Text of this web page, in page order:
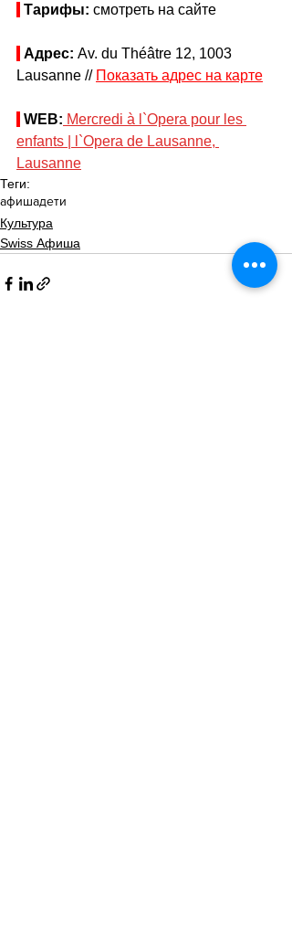
Тарифы: смотреть на сайте
Адрес: Av. du Théâtre 12, 1003
Lausanne // Показать адрес на карте
WEB: Mercredi à l`Opera pour les
enfants | l`Opera de Lausanne,
Lausanne
Теги:
афишадети
Культура
Swiss Афиша